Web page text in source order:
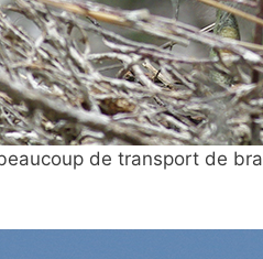
de transport de